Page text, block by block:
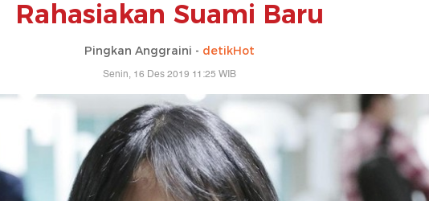
Rahasiakan Suami Baru
Pingkan Anggraini - detikHot
Senin, 16 Des 2019 11:25 WIB